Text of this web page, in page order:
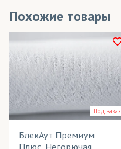
Похожие товары
Под заказ
БлекАут Премиум
Плюс, Негорючая,